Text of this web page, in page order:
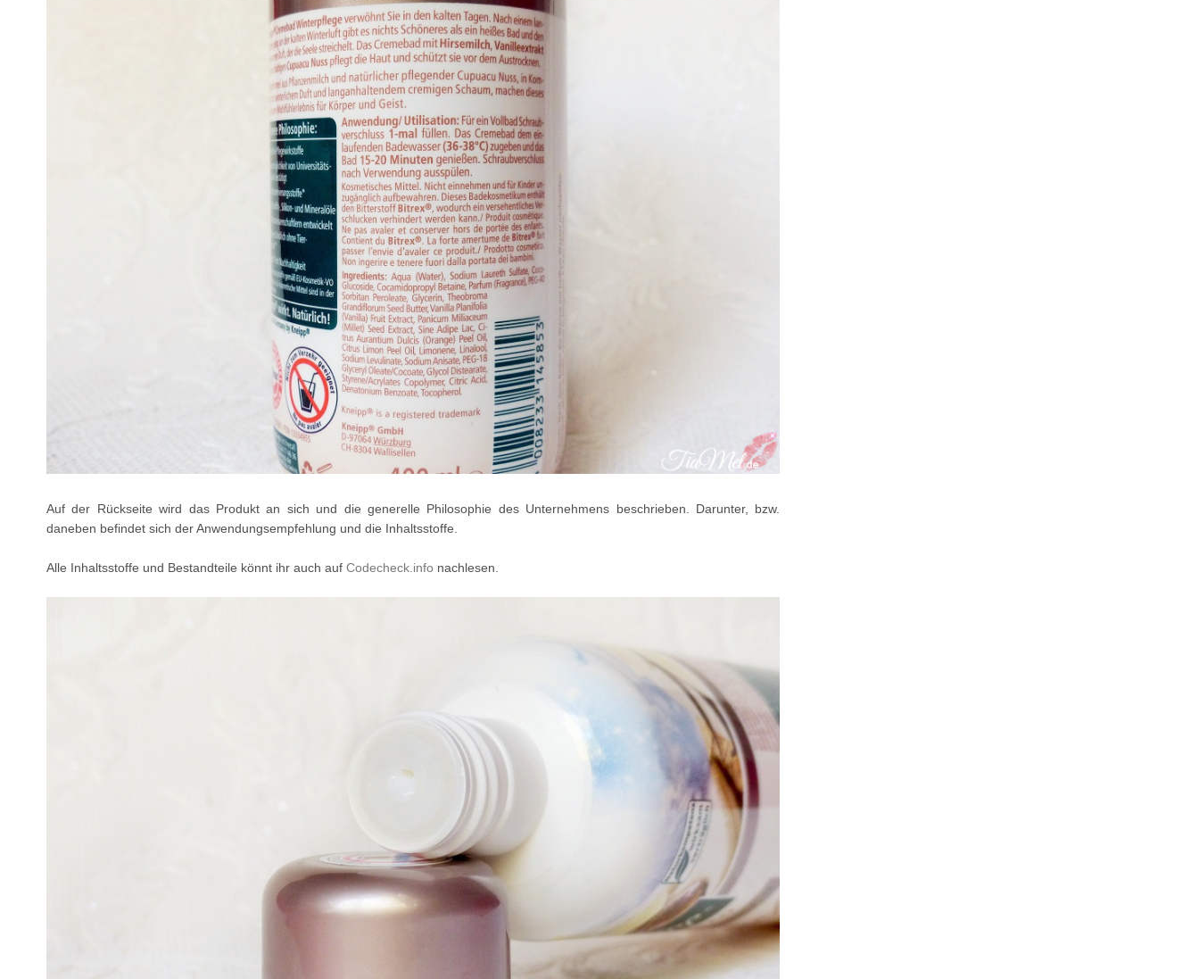
Auf der Rückseite wird das Produkt an sich und die generelle Philosophie des Unternehmens beschrieben. Darunter, bzw.
daneben befindet sich der Anwendungsempfehlung und die Inhaltsstoffe.
Alle Inhaltsstoffe und Bestandteile könnt ihr auch auf Codecheck.info nachlesen.